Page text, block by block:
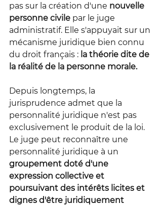
pas sur la création d'une nouvelle
personne civile par le juge
administratif. Elle s'appuyait sur un
mécanisme juridique bien connu
du droit français : la théorie dite de
la réalité de la personne morale.
Depuis longtemps, la
jurisprudence admet que la
personnalité juridique n'est pas
exclusivement le produit de la loi.
Le juge peut reconnaître une
personnalité juridique à un
groupement doté d'une
expression collective et
poursuivant des intérêts licites et
dignes d'être juridiquement